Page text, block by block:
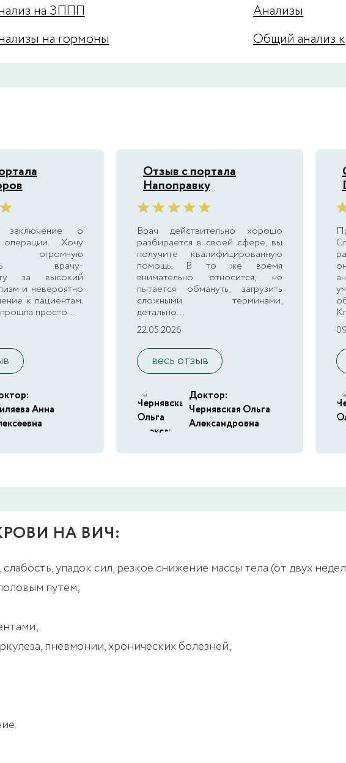
на ЗППП
на гормоны
Анализы
Общий анализ
заключение о
Хочу
огромную
врачу-
за высокий
и невероятно
к пациентам.
просто...
Анна
Отзыв с портала
Напоправку
Врач действительно хорошо
разбирается в своей сфере, вы
получите квалифицированную
помощь. В то же время
внимательно относится, не
пытается обмануть, загрузить
сложными терминами,
детально...
22.05.2026
весь отзыв
Доктор:
Чернявская Ольга
Александровна
НА ВИЧ:
упадок сил, резкое снижение массы тела (от двух
путем;
пневмонии, хронических болезней;